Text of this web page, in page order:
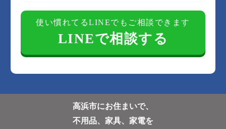
使い慣れてるLINEでもご相談できます
LINEで相談する
高浜市にお住まいで、
不用品、家具、家電を